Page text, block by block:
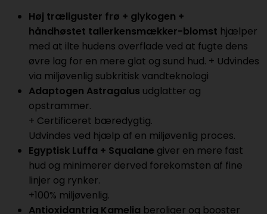
Høj træliguster frø + glykogen +
håndhøstet tallerkensmækker-blomst hjælper
med at ilte hudens overflade ved at fugte dens
øvre lag for en mere glat og sund hud. + Udvindes
via miljøvenlig subkritisk vandteknologi
Adaptogen Astragalus udglatter og
opstrammer.
+ Certificeret bæredygtig.
Udvindes ved hjælp af en miljøvenlig proces.
Egyptisk Luffa + Squalane giver en mere fast
hud og minimerer derved forekomsten af fine
linjer og rynker.
+100% miljøvenlig.
Antioxidantrig Kamelia beroliger og booster